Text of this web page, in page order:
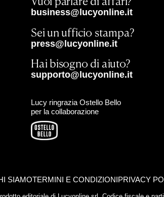
business@lucyonline.it
Sei un ufficio stampa?
press@lucyonline.it
Hai bisogno di aiuto?
supporto@lucyonline.it
Lucy ringrazia Ostello Bello
per la collaborazione
SIAMOTERMINI E CONDIZIONIPRIVACY